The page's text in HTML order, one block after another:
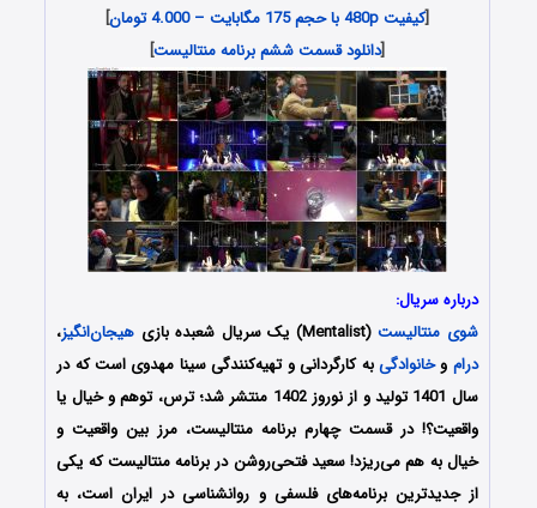
[کیفیت 480p با حجم 175 مگابایت – 4.000 تومان
]
[دانلود قسمت ششم برنامه منتالیست]
درباره سریال:
شوی منتالیست(Mentalist) یک سریال شعبده بازی هیجان‌انگیز،
درام وخانوادگیبه کارگردانی و تهیه‌کنندگی سینا مهدوی است که در
سال 1401 تولید و از نوروز 1402 منتشر شد؛ ترس، توهم و خیال یا
واقعیت؟! در قسمت چهارم برنامه منتالیست، مرز بین واقعیت و
خیال به هم می‌ریزد! سعید فتحی‌روشن در برنامه منتالیست که یکی
از جدیدترین برنامه‌های فلسفی و روانشناسی در ایران است، به